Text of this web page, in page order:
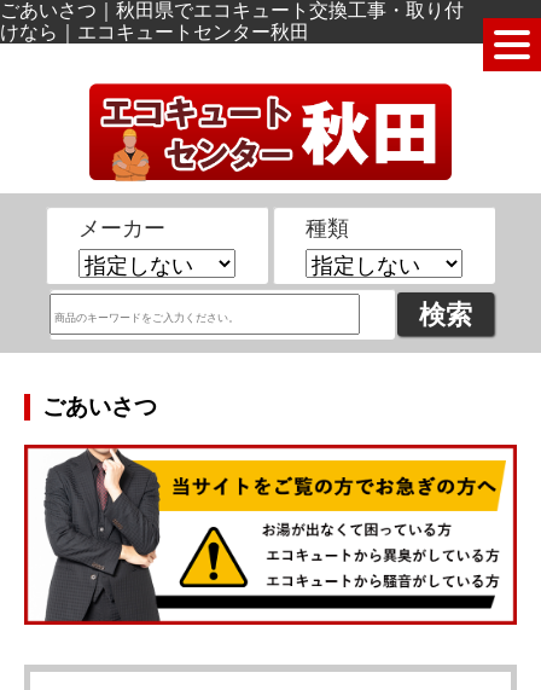
ごあいさつ｜秋田県でエコキュート交換工事・取り付
けなら｜エコキュートセンター秋田
メーカー 種類
ごあいさつ